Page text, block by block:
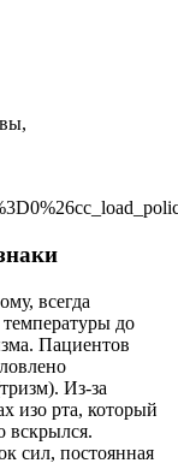
всегда
до
Пациентов
Из-за
изо рта, который
вскрылся.
сил, постоянная